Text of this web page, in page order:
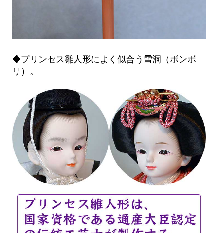
◆プリンセス雛人形によく似合う雪洞（ボンボ
リ）。